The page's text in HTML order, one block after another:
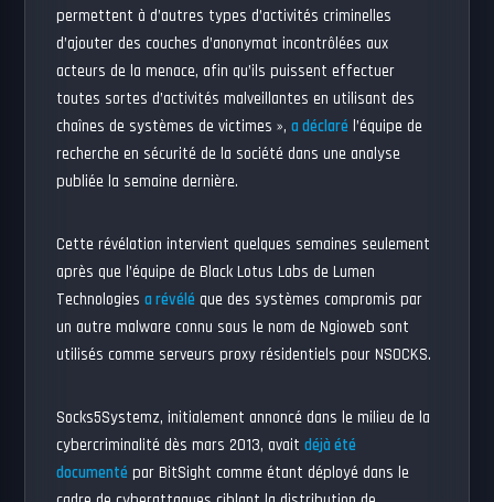
permettent à d’autres types d’activités criminelles
d’ajouter des couches d’anonymat incontrôlées aux
acteurs de la menace, afin qu’ils puissent effectuer
toutes sortes d’activités malveillantes en utilisant des
chaînes de systèmes de victimes »,a déclaré l’équipe de
recherche en sécurité de la société dans une analyse
publiée la semaine dernière.
Cette révélation intervient quelques semaines seulement
après que l’équipe de Black Lotus Labs de Lumen
Technologiesa révélé que des systèmes compromis par
un autre malware connu sous le nom de Ngioweb sont
utilisés comme serveurs proxy résidentiels pour NSOCKS.
Socks5Systemz, initialement annoncé dans le milieu de la
cybercriminalité dès mars 2013, avaitdéjà été
documenté par BitSight comme étant déployé dans le